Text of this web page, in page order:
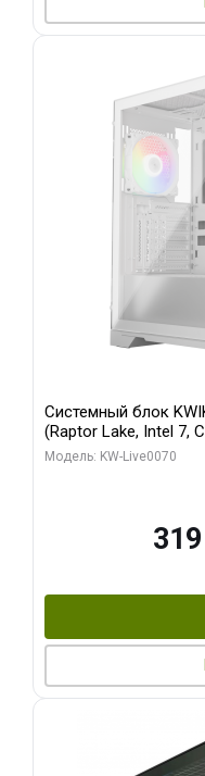
Системный блок
(Raptor Lake, Intel 7,
модуля)/ Gigabyte
Модель: KW-Live0070